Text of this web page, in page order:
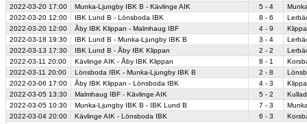
2022-03-20 17:00 Munka-Ljungby IBK B - Kävlinge AIK 5 - 4
2022-03-20 12:00 IBK Lund B - Lönsboda IBK 8 - 6
2022-03-20 12:00 Åby IBK Klippan - Malmhaug IBF 4 - 9
2022-03-18 19:30 IBK Lund B - Munka-Ljungby IBK B 3 - 4
2022-03-13 17:30 IBK Lund B - Åby IBK Klippan 2 - 2
2022-03-11 20:00 Kävlinge AIK - Åby IBK Klippan 8 - 1
2022-03-11 20:00 Lönsboda IBK - Munka-Ljungby IBK B 2 - 8
2022-03-06 17:00 Åby IBK Klippan - Lönsboda IBK 4 - 3
2022-03-05 13:30 Malmhaug IBF - Kävlinge AIK 5 - 2
2022-03-05 10:30 Munka-Ljungby IBK B - IBK Lund B 7 - 3
2022-03-04 20:00 Kävlinge AIK - Lönsboda IBK 6 - 3